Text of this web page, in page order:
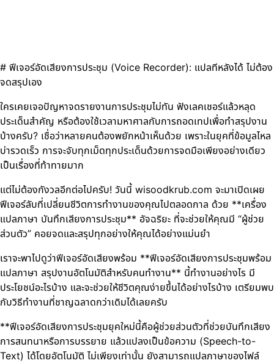
# ฟีเจอร์อัดเสียงการประชุม (Voice Recorder): แปลทีหลังได้ ไม่ต้อง
จดสรุปเอง
ใครเคยเจอปัญหาจดรายงานการประชุมไม่ทัน ฟังเลคเชอร์แล้วหลุด
ประเด็นสำคัญ หรือต้องใช้เวลามหาศาลกับการถอดเทปเพื่อทำสรุปงาน
บ้างครับ? เชื่อว่าหลายคนต้องพยักหน้าเห็นด้วย เพราะในยุคที่ข้อมูลไหล
บ่ารวดเร็ว การจะจับทุกเม็ดทุกประเด็นด้วยการจดมือเพียงอย่างเดียว
เป็นเรื่องที่ท้าทายมาก
แต่ไม่ต้องกังวลอีกต่อไปครับ! วันนี้ wisoodkrub.com จะมาเปิดเผย
ฟีเจอร์ลับที่เปลี่ยนชีวิตการทำงานของคุณไปตลอดกาล ด้วย **เครื่อง
แปลภาษา บันทึกเสียงการประชุม** อัจฉริยะ ที่จะช่วยให้คุณมี “ผู้ช่วย
ส่วนตัว” คอยจดและสรุปทุกอย่างให้คุณได้อย่างแม่นยำ
เราจะพาไปดูว่าฟีเจอร์อัดเสียงพร้อม **ฟีเจอร์อัดเสียงการประชุมพร้อม
แปลภาษา สรุปงานอัตโนมัติสำหรับคนทำงาน** นี้ทำงานอย่างไร มี
ประโยชน์อะไรบ้าง และจะช่วยให้ชีวิตคุณง่ายขึ้นได้อย่างไรบ้าง เตรียมพบ
กับวิธีทำงานที่ชาญฉลาดกว่าเดิมได้เลยครับ
**ฟีเจอร์อัดเสียงการประชุมยุคใหม่นี้คือผู้ช่วยส่วนตัวที่ช่วยบันทึกเสียง
การสนทนาหรือการบรรยาย แล้วแปลงเป็นข้อความ (Speech-to-
Text) ได้โดยอัตโนมัติ ไม่เพียงเท่านั้น ยังสามารถแปลภาษาของไฟล์